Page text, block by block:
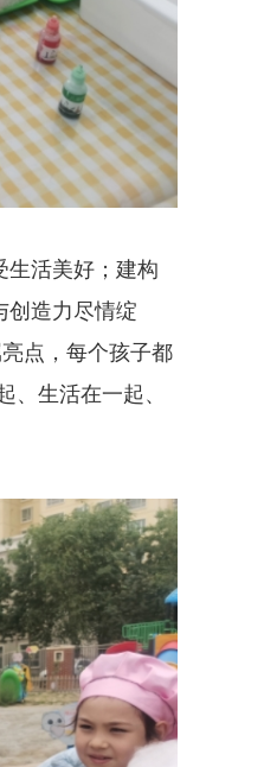
生活美好；建构
创造力尽情绽
点，每个孩子都
、生活在一起、